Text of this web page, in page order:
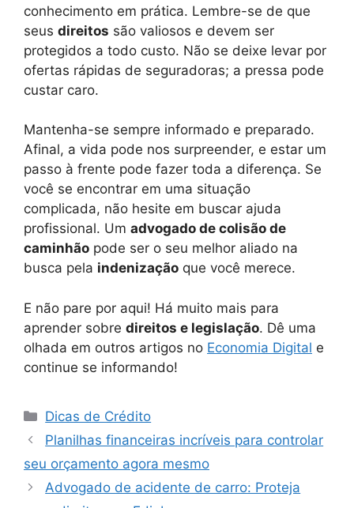
conhecimento em prática. Lembre-se de que
seus direitos são valiosos e devem ser
protegidos a todo custo. Não se deixe levar por
ofertas rápidas de seguradoras; a pressa pode
custar caro.
Mantenha-se sempre informado e preparado.
Afinal, a vida pode nos surpreender, e estar um
passo à frente pode fazer toda a diferença. Se
você se encontrar em uma situação
complicada, não hesite em buscar ajuda
profissional. Um advogado de colisão de
caminhão pode ser o seu melhor aliado na
busca pela indenização que você merece.
E não pare por aqui! Há muito mais para
aprender sobre direitos e legislação. Dê uma
olhada em outros artigos no Economia Digital e
continue se informando!
Categorias
Dicas de Crédito
Planilhas financeiras incríveis para controlar
seu orçamento agora mesmo
Advogado de acidente de carro: Proteja